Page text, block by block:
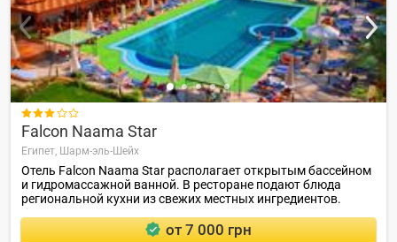

Falcon Naama Star
Египет, Шарм-эль-Шейх
Отель Falcon Naama Star располагает открытым бассейном
и гидромассажной ванной. В ресторане подают блюда
региональной кухни из свежих местных ингредиентов.
от 7 000 грн